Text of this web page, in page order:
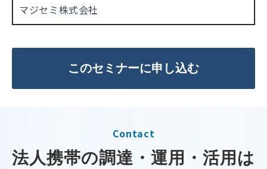
マジセミ株式会社
このセミナーに申し込む
Contact
法人携帯の調達・運用・活用は